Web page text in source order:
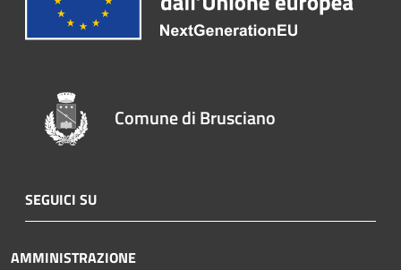
Comune di Brusciano
SEGUICI SU
AMMINISTRAZIONE